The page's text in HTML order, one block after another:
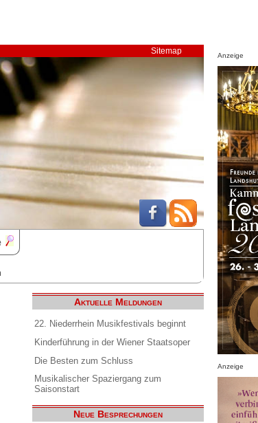
Sitemap
Aktuelle Meldungen
22. Niederrhein Musikfestivals beginnt
Kinderführung in der Wiener Staatsoper
Die Besten zum Schluss
Musikalischer Spaziergang zum
Saisonstart
Neue Besprechungen
Anzeige
Anzeige